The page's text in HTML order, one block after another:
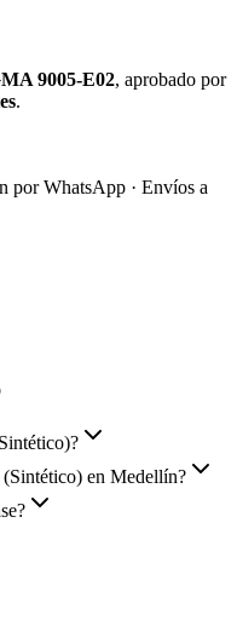
9005-E02, aprobado por
.
por WhatsApp · Envíos a
en Medellín?